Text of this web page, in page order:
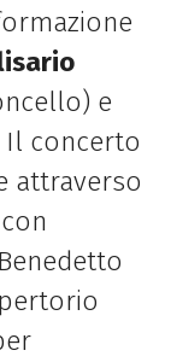
e
concerto
attraverso